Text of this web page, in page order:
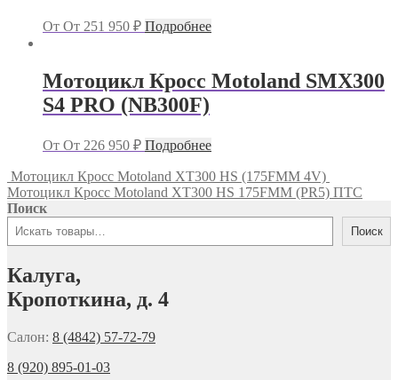
От От 251 950 ₽ Подробнее
Мотоцикл Кросс Motoland SMX300
S4 PRO (NB300F)
От От 226 950 ₽ Подробнее
Мотоцикл Кросс Motoland XT300 HS (175FMM 4V)
Мотоцикл Кросс Motoland XT300 HS 175FMM (PR5) ПТС
Поиск
Поиск
Калуга,
Кропоткина, д. 4
Салон: 8 (4842) 57-72-79
8 (920) 895-01-03